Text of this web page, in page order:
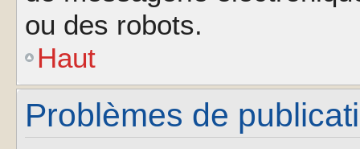
ou des robots.
Haut
Problèmes de